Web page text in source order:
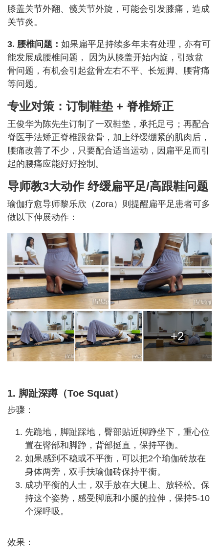
膝盖关节外翻、髋关节外旋，可能会引发膝痛，造成
关节炎。
3. 腰椎问题： 如果扁平足持续多年未有处理，亦有可
能发展成腰椎问题， 因为从膝盖开始内旋，引致盆
骨问题，有机会引起盆骨左右不平、长短脚、腰背痛
等问题。
专业对策：订制鞋垫 +脊椎矫正
王俊华为陈先生订制了一双鞋垫，承托足弓；再配合
脊医手法矫正脊椎跟盆骨，加上纾缓绷紧的肌肉后，
腰痛改善了不少，只要配合适当运动，因扁平足而引
起的腰痛应能好好控制。
导师教3大动作 纾缓扁平足/高跟鞋问题
瑜伽疗愈导师黎乐欣（Zora）则提醒扁平足患者可多
做以下伸展动作：
+2
1. 脚趾深蹲（Toe Squat）
步骤：
先跪地，脚趾踩地，臀部贴近脚踭坐下，重心位
置在臀部和脚踭，背部挺直，保持平衡。
如果感到不稳或不平衡，可以把2个瑜伽砖放在
身体两旁，双手扶瑜伽砖保持平衡。
成功平衡的人士，双手放在大腿上、放轻松。保
持这个姿势，感受脚底和小腿的拉伸，保持5-10
个深呼吸。
效果：